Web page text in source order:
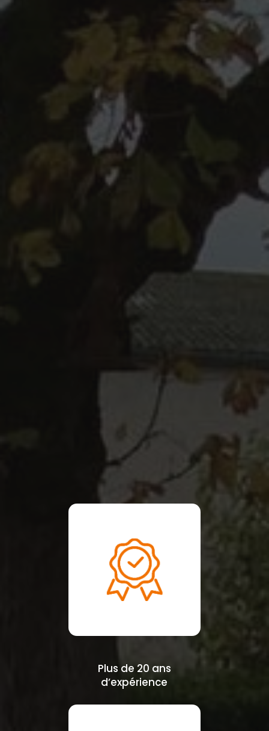
Plus de 20 ans
d’expérience